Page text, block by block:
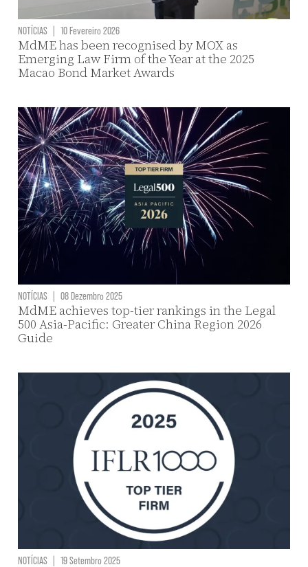
NOTÍCIAS | 10 Fevereiro 2026
MdME has been recognised by MOX as
Emerging Law Firm of the Year at the 2025
Macao Bond Market Awards
NOTÍCIAS | 08 Dezembro 2025
MdME achieves top-tier rankings in the Legal
500 Asia-Pacific: Greater China Region 2026
Guide
NOTÍCIAS | 19 Setembro 2025